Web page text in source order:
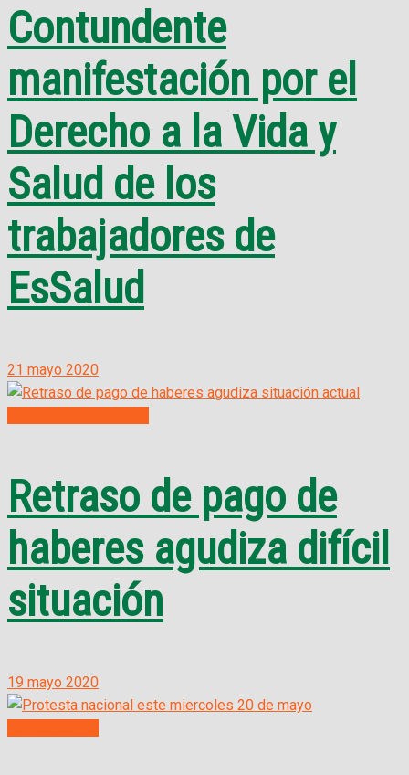
Contundente
manifestación por el
Derecho a la Vida y
Salud de los
trabajadores de
EsSalud
21 mayo 2020
Retraso de pago de
haberes agudiza difícil
situación
19 mayo 2020